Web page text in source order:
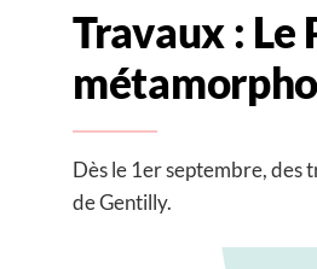
Travaux : Le
Dès le 1er septembre, des
de Gentilly.